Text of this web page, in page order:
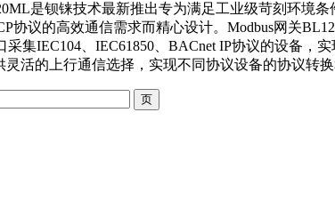
是钡铼技术最新推出专为满足工业级苛刻环境
协议的高效通信需求而精心设计。Modbus网关
采集IEC104、IEC61850、BACnet IP协议的设备，
灵活的上行通信选择，实现不同协议设备的协议转换